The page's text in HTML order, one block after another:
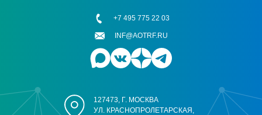
127473, Г. МОСКВА
УЛ. КРАСНОПРОЛЕТАРСКАЯ,
+7 495 775 22 03
INF@AOTRF.RU